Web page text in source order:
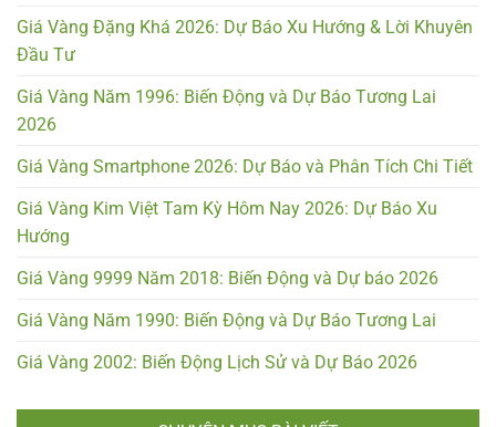
Giá Vàng Đặng Khá 2026: Dự Báo Xu Hướng & Lời Khuyên
Đầu Tư
Giá Vàng Năm 1996: Biến Động và Dự Báo Tương Lai
2026
Giá Vàng Smartphone 2026: Dự Báo và Phân Tích Chi Tiết
Giá Vàng Kim Việt Tam Kỳ Hôm Nay 2026: Dự Báo Xu
Hướng
Giá Vàng 9999 Năm 2018: Biến Động và Dự báo 2026
Giá Vàng Năm 1990: Biến Động và Dự Báo Tương Lai
Giá Vàng 2002: Biến Động Lịch Sử và Dự Báo 2026